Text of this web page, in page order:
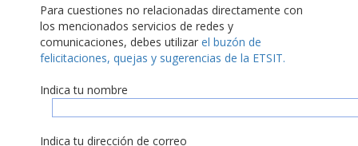
Para cuestiones no relacionadas directamente con
los mencionados servicios de redes y
comunicaciones, debes utilizar el buzón de
felicitaciones, quejas y sugerencias de la ETSIT.
Indica tu nombre
Indica tu dirección de correo